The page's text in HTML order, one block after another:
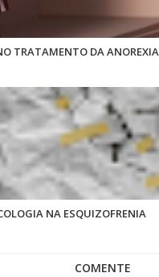
TRATAMENTO DA ANOREXIA
NA ESQUIZOFRENIA
COMENTE